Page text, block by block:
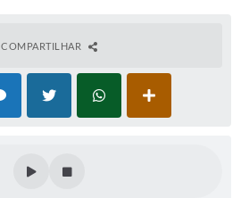
COMPARTILHAR